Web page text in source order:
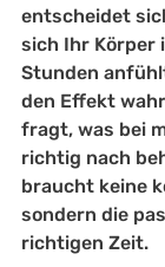
entscheidet
sich Ihr Körper
Stunden
den Effekt
fragt, was bei
richtig nach
braucht keine
sondern die
richtigen Zeit.